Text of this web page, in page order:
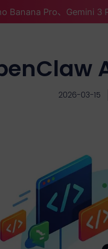
Banana Pro、Gemini 3
2026-03-15